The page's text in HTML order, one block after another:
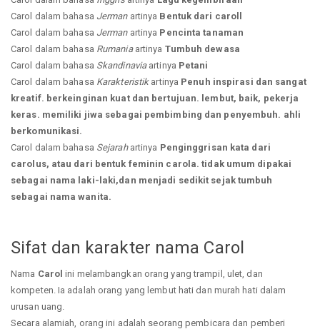
Carol dalam bahasa Jermanartinya Bentuk dari caroll
Carol dalam bahasa Jermanartinya Pencinta tanaman
Carol dalam bahasa Rumaniaartinya Tumbuh dewasa
Carol dalam bahasa Skandinaviaartinya Petani
Carol dalam bahasa Karakteristikartinya Penuh inspirasi dan sangat
kreatif. berkeinginan kuat dan bertujuan. lembut, baik, pekerja
keras. memiliki jiwa sebagai pembimbing dan penyembuh. ahli
berkomunikasi.
Carol dalam bahasa Sejarahartinya Penginggrisan kata dari
carolus, atau dari bentuk feminin carola. tidak umum dipakai
sebagai nama laki-laki,dan menjadi sedikit sejak tumbuh
sebagai nama wanita.
Sifat dan karakter nama Carol
Nama Carol ini melambangkan orang yang trampil, ulet, dan
kompeten. Ia adalah orang yang lembut hati dan murah hati dalam
urusan uang.
Secara alamiah, orang ini adalah seorang pembicara dan pemberi